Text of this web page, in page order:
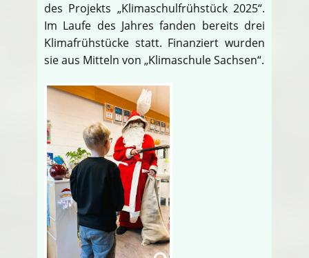
des Projekts „Klimaschulfrühstück 2025“.
Im Laufe des Jahres fanden bereits drei
Klimafrühstücke statt. Finanziert wurden
sie aus Mitteln von „Klimaschule Sachsen“.